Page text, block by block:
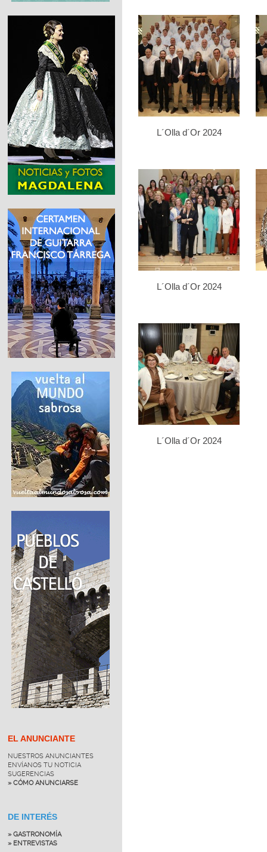
EL ANUNCIANTE
NUESTROS ANUNCIANTES
ENVÍANOS TU NOTICIA
SUGERENCIAS
» CÓMO ANUNCIARSE
DE INTERÉS
» GASTRONOMÍA
» ENTREVISTAS
L´Olla d´Or 2024
L´Olla d´Or 2024
L´Olla d´Or 2024